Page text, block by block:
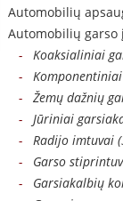
Automobilių
Automobilių garso
- Koaksialiniai
-
- Žemų dažnių
- Jūriniai
- Radijo imtuvai
- Garso
- Garsiakalbių